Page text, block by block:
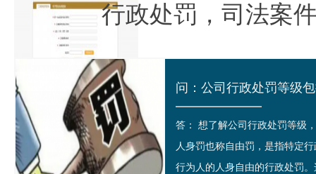
全国山西企业信用信息公示系统信息登记注册
行政处罚，司法案
答： 想了解公司行政处罚等
人身罚也称自由罚，是指特定
行为人的人身自由的行政处罚